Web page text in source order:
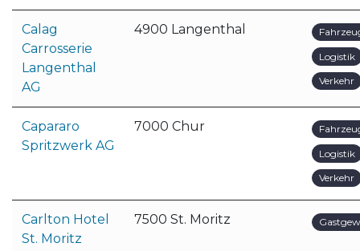
Calag
Carrosserie
Langenthal
AG
4900 Langenthal
Logistik
Verkehr
Capararo
Spritzwerk AG
7000 Chur
Logistik
Verkehr
Carlton Hotel
St. Moritz
7500 St. Moritz